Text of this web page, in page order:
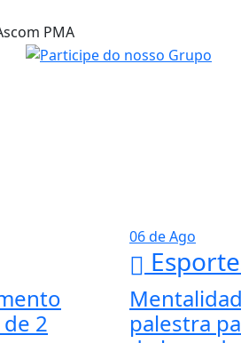
PMA
2
06 de Ago
palestra